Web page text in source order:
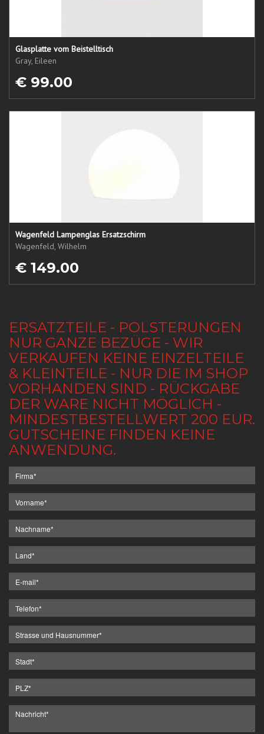
Glasplatte vom Beistelltisch
Gray, Eileen
€ 99.00
Wagenfeld Lampenglas Ersatzschirm
Wagenfeld, Wilhelm
€ 149.00
ERSATZTEILE - POLSTERUNGEN
NUR GANZE BEZÜGE - WIR
VERKAUFEN KEINE EINZELTEILE
& KLEINTEILE - NUR DIE IM SHOP
VORHANDEN SIND - RÜCKGABE
DER WARE NICHT MÖGLICH -
MINDESTBESTELLWERT 200 EUR.
GUTSCHEINE FINDEN KEINE
ANWENDUNG.